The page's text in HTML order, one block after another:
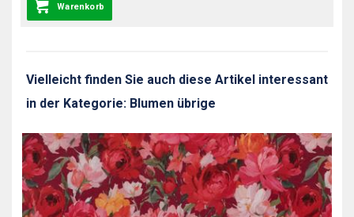
Warenkorb
Vielleicht finden Sie auch diese Artikel interessant
in der Kategorie: Blumen übrige